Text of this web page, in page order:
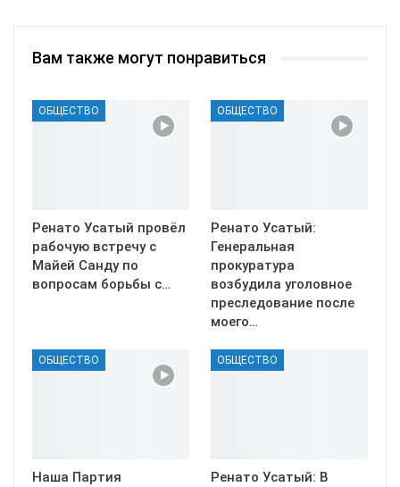
Вам также могут понравиться
ОБЩЕСТВО
Ренато Усатый провёл
рабочую встречу с
Майей Санду по
вопросам борьбы с…
ОБЩЕСТВО
Ренато Усатый:
Генеральная
прокуратура
возбудила уголовное
преследование после
моего…
ОБЩЕСТВО
Наша Партия
ОБЩЕСТВО
Ренато Усатый: В